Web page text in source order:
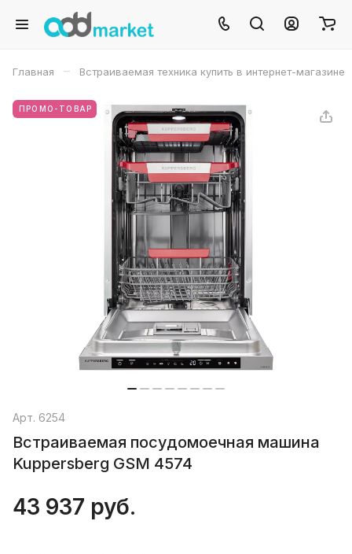
Главная – Встраиваемая техника купить в интернет-магазине
ПРОМО-ТОВАР
Арт. 6254
Встраиваемая посудомоечная машина
Kuppersberg GSM 4574
43 937 руб.